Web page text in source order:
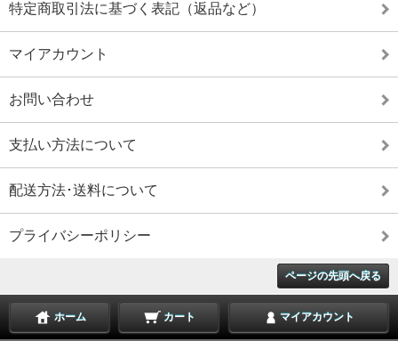
特定商取引法に基づく表記（返品など）
マイアカウント
お問い合わせ
支払い方法について
配送方法･送料について
プライバシーポリシー
ページの先頭へ戻る
ホーム カート マイアカウント